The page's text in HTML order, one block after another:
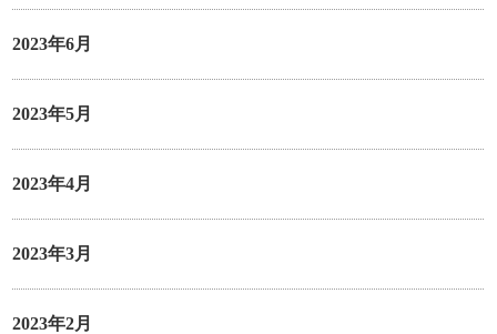
2023年6月
2023年5月
2023年4月
2023年3月
2023年2月